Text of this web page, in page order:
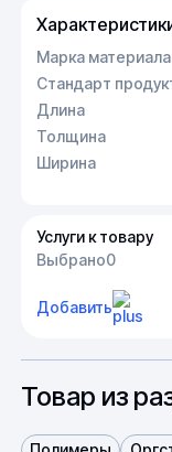
Марка материала
Стандарт
Длина
Толщина
Ширина
Услуги к товару
Выбрано0
Добавить
Товар из